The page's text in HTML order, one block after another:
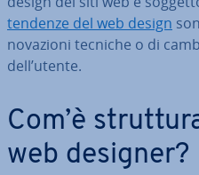
tendenze del web design
no­va­zio­ni tecniche o di
dell’utente.
Com’è
web designer?